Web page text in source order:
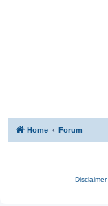
Home Forum
Disclaimer